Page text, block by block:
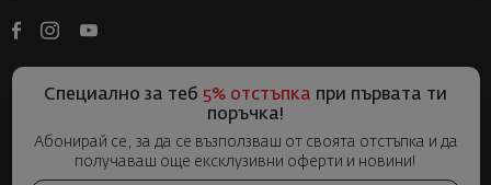
Специално за теб 5% отстъпка при първата ти
поръчка!
Абонирай се, за да се възползваш от своята отстъпка и да
получаваш още ексклузивни оферти и новини!